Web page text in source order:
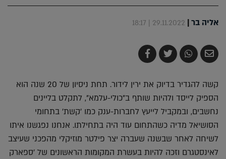
אליה בר|
29.11.2022 | 18:17
שלח
בדואר
שתף
ב-
צייץ
ב-
שתף
ב-
קשה להגדיר בדיוק את ירין לידור. תחת ניסיון של 20 שנה הוא
הספיק לייסד ולהיות שותף ב"כולי-עלמא", לתקלט בליינים
נחשבים, ובמקביל לייעץ לחברות-ענק כמו 'קשת' בתחומי
הסושיאל מדיה כשהתחום עוד היה בתחילתו. אנחנו נפגשנו איתו
לשיחה לאחר שבשנה שעברה יצר פילטר מוזיקלי מהפכני שעיצב
לאינסטגרם וזכה להיות בעשרת המקומות הראשונים של 'ספארק